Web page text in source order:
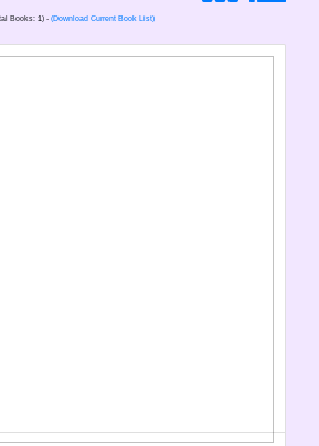
Books: 1) - (Download Current Book List)